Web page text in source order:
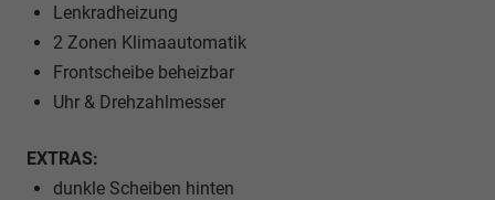
Lenkradheizung
2 Zonen Klimaautomatik
Frontscheibe beheizbar
Uhr & Drehzahlmesser
EXTRAS:
dunkle Scheiben hinten